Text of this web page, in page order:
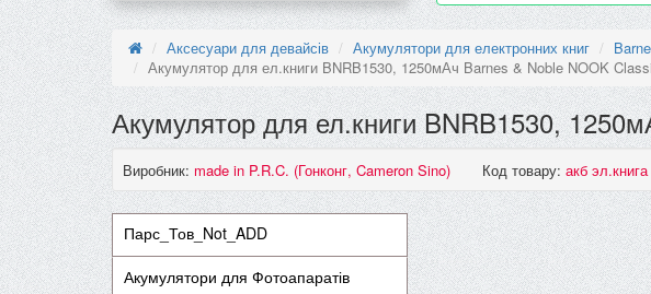
Аксесуари для девайсів Акумулятори для електронних книг
Акумулятор для ел.книги BNRB1530, 1250мАч Barnes & Noble NOOK
Акумулятор для ел.книги BNRB1530,
Виробник: made in P.R.C. (Гонконг, Cameron Sino) Код товару: акб
Парс_Тов_Not_ADD
Акумулятори для Фотоапаратів